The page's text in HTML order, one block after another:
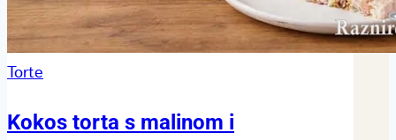
Torte
Kokos torta s malinom i